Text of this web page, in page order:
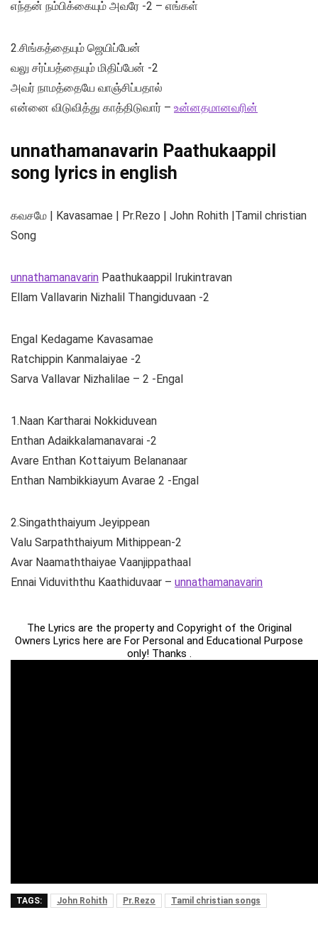
எந்தன் நம்பிக்கையும் அவரே -2 – எங்கள்
2.சிங்கத்தையும் ஜெயிப்பேன்
வலு சர்ப்பத்தையும் மிதிப்பேன் -2
அவர் நாமத்தையே வாஞ்சிப்பதால்
என்னை விடுவித்து காத்திடுவார் – உன்னதமானவரின்
unnathamanavarin Paathukaappil
song lyrics in english
கவசமே | Kavasamae | Pr.Rezo | John Rohith |Tamil christian
Song
unnathamanavarin Paathukaappil Irukintravan
Ellam Vallavarin Nizhalil Thangiduvaan -2
Engal Kedagame Kavasamae
Ratchippin Kanmalaiyae -2
Sarva Vallavar Nizhalilae – 2 -Engal
1.Naan Kartharai Nokkiduvean
Enthan Adaikkalamanavarai -2
Avare Enthan Kottaiyum Belananaar
Enthan Nambikkiayum Avarae 2 -Engal
2.Singaththaiyum Jeyippean
Valu Sarpaththaiyum Mithippean-2
Avar Naamaththaiyae Vaanjippathaal
Ennai Viduviththu Kaathiduvaar – unnathamanavarin
The Lyrics are the property and Copyright of the Original
Owners Lyrics here are For Personal and Educational Purpose
only! Thanks .
TAGS: John Rohith Pr.Rezo Tamil christian songs